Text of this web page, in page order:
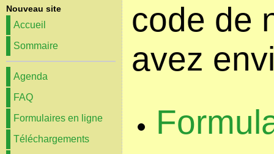
Nouveau site
Accueil
Sommaire
Agenda
FAQ
Formulaires en ligne
Téléchargements
code de
avez